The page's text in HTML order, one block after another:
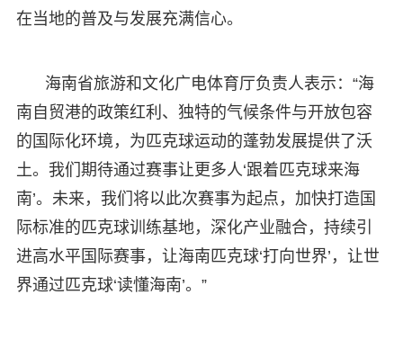
在当地的普及与发展充满信心。
海南省旅游和文化广电体育厅负责人表示：“海
南自贸港的政策红利、独特的气候条件与开放包容
的国际化环境，为匹克球运动的蓬勃发展提供了沃
土。我们期待通过赛事让更多人‘跟着匹克球来海
南’。未来，我们将以此次赛事为起点，加快打造国
际标准的匹克球训练基地，深化产业融合，持续引
进高水平国际赛事，让海南匹克球‘打向世界’，让世
界通过匹克球‘读懂海南’。”